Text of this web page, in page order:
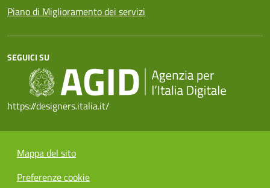
Piano di Miglioramento dei servizi
SEGUICI SU
https://designers.italia.it/
Mappa del sito
Preferenze cookie